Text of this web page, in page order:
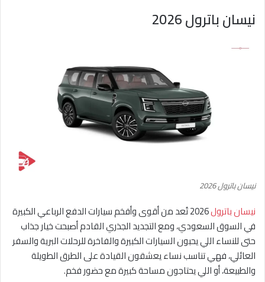
نيسان باترول 2026
نيسان باترول 2026
نيسان باترول
2026 تُعد من أقوى وأفخم سيارات الدفع الرباعي الكبيرة
في السوق السعودي، ومع التجديد الجذري القادم أصبحت خيار جذاب
حتى للنساء اللي يحبون السيارات الكبيرة والفاخرة للرحلات البرية والسفر
العائلي، فهي تناسب نساء يعشقون القيادة على الطرق الطويلة
والطبيعة، أو اللي يحتاجون مساحة كبيرة مع حضور فخم.